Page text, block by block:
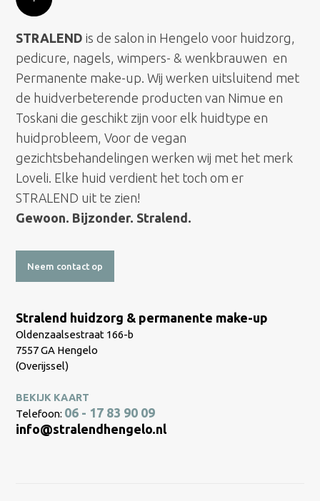
STRALEND is de salon in Hengelo voor huidzorg,
pedicure, nagels, wimpers- & wenkbrauwen en
Permanente make-up. Wij werken uitsluitend met
de huidverbeterende producten van Nimue en
Toskani die geschikt zijn voor elk huidtype en
huidprobleem, Voor de vegan
gezichtsbehandelingen werken wij met het merk
Loveli. Elke huid verdient het toch om er
STRALEND uit te zien!
Gewoon. Bijzonder. Stralend.
Neem contact op
Stralend huidzorg & permanente make-up
Oldenzaalsestraat 166-b
7557 GA Hengelo
(Overijssel)
BEKIJK KAART
Telefoon: 06 - 17 83 90 09
info@stralendhengelo.nl